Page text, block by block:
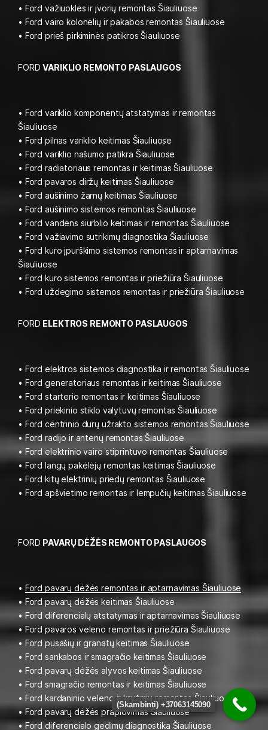
• Ford važiuoklės ir įvorių remontas Šiauliuose
• Ford vairo kolonėlių ir pakabos remontas Šiauliuose
• Ford prieš pirkiminės patikros Šiauliuose
FORDVARIKLIO REMONTO PASLAUGOS
• Ford variklio komponentų atstatymas ir remontas
Šiauliuose
• Ford pilnas variklio keitimas Šiauliuose
• Ford variklio našumo patikra Šiauliuose
• Ford radiatoriaus remontas ir keitimas Šiauliuose
• Ford pavaros diržų keitimas Šiauliuose
• Ford aušinimo žarnų keitimas Šiauliuose
• Ford aušinimo sistemos remontas Šiauliuose
• Ford vandens siurblio keitimas ir remontas Šiauliuose
• Ford važiavimo sutrikimų diagnostika Šiauliuose
• Ford kuro įpurškimo sistemos remontas ir aptarnavimas
Šiauliuose
• Ford kuro sistemos remontas ir priežiūra Šiauliuose
• Ford uždegimo sistemos remontas ir priežiūra Šiauliuose
FORD ELEKTROS REMONTO PASLAUGOS
• Ford elektros sistemos diagnostika ir remontas Šiauliuose
• Ford generatoriaus remontas ir keitimas Šiauliuose
• Ford starterio remontas ir keitimas Šiauliuose
• Ford priekinio stiklo valytuvų remontas Šiauliuose
• Ford centrinio durų užrakto sistemos remontas Šiauliuose
• Ford radijo ir antenų remontas Šiauliuose
• Ford elektrinio vairo stiprintuvo remontas Šiauliuose
• Ford langų pakėlėjų remontas keitimas Šiauliuose
• Ford kitų elektrinių priedų remontas Šiauliuose
• Ford apšvietimo remontas ir lempučių keitimas Šiauliuose
FORD PAVARŲ DĖŽĖS REMONTO PASLAUGOS
• Ford pavarų dėžės remontas ir aptarnavimas Šiauliuose
• Ford pavarų dėžės keitimas Šiauliuose
• Ford diferencialų atstatymas ir aptarnavimas Šiauliuose
• Ford pavaros veleno remontas ir priežiūra Šiauliuose
• Ford pusašių ir granatų keitimas Šiauliuose
• Ford sankabos ir smagračio keitimas Šiauliuose
• Ford pavarų dėžės alyvos keitimas Šiauliuose
• Ford smagračio remontas ir keitimas Šiauliuose
• Ford kardaninio veleno ir kryžmių remontas Šiauliuose
• Ford pavarų dėžės praplovimas Šiauliuose
• Ford diferencialo gedimų diagnostika Šiauliuose
(Skambinti) +37063145090